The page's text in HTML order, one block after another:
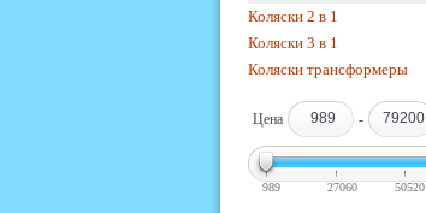
Коляски 2 в 1
Коляски 3 в 1
Коляски трансформеры
Цена -
989 27060 50520